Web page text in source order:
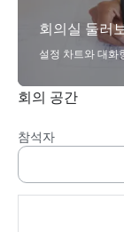
회의실 둘러
설정 차트와 대화
회의 공간
참석자